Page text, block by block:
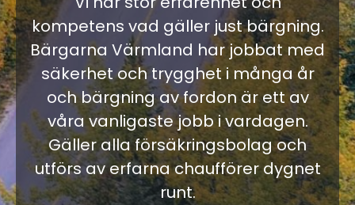
kompetens vad gäller just bärgning.
Bärgarna Värmland har jobbat med
säkerhet och trygghet i många år
och bärgning av fordon är ett av
våra vanligaste jobb i vardagen.
Gäller alla försäkringsbolag och
utförs av erfarna chaufförer dygnet
runt.